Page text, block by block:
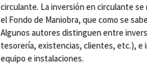
circulante. La inversión en circulante
el Fondo de Maniobra, que como se
Algunos autores distinguen entre
tesorería, existencias, clientes, etc.), e
equipo e instalaciones.